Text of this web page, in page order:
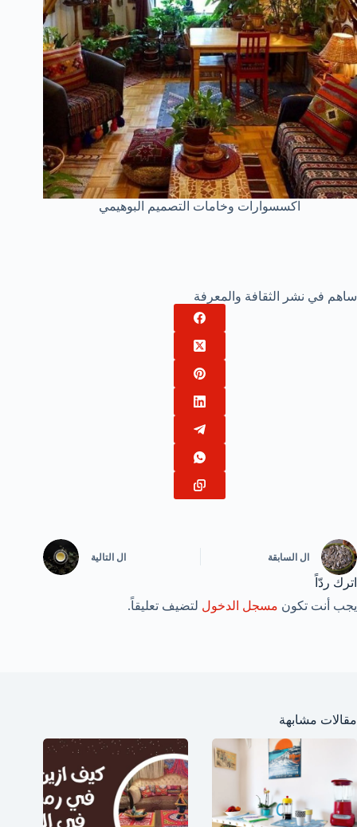
اكسسوارات وخامات التصميم البوهيمي
ساهم في نشر الثقافة والمعرفة
ال السابقة ال التالية
اترك ردّاً
يجب أنت تكون مسجل الدخول لتضيف تعليقاً.
مقالات مشابهة